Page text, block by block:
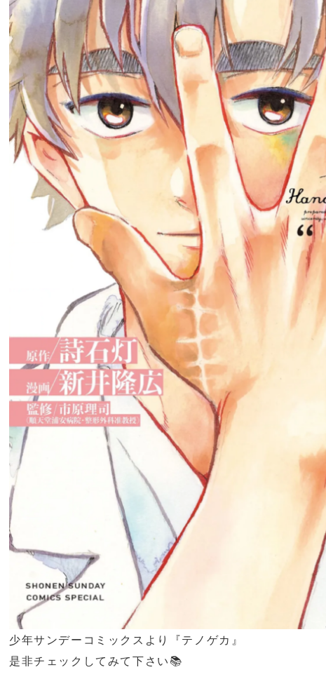
少年サンデーコミックスより
『テノゲカ』
是非チェックしてみて下さい 📚